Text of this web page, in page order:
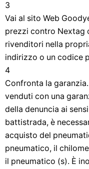
3
Vai al sito Web
prezzi contro Nextag
rivenditori nella
indirizzo o un codice
4
Confronta la
venduti con una
della denuncia ai
battistrada, è
acquisto del
pneumatico, il
il pneumatico (s). È